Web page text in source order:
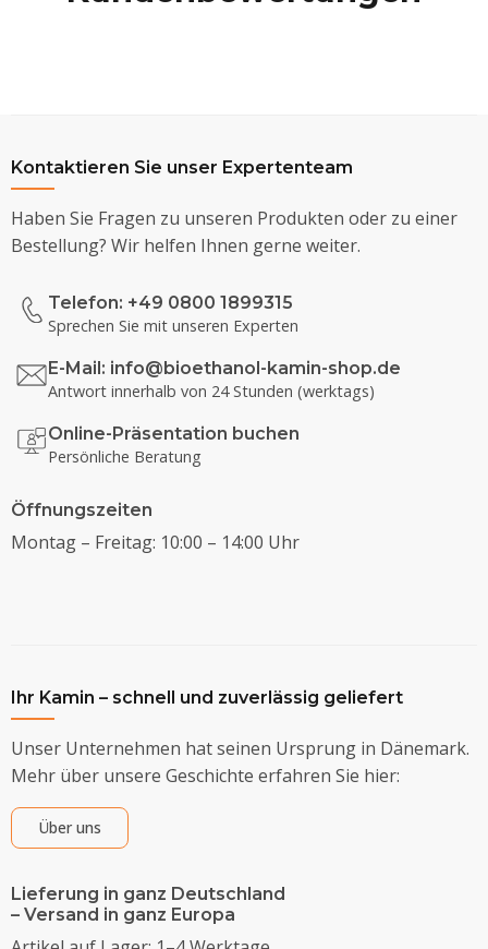
Kontaktieren Sie unser Expertenteam
Haben Sie Fragen zu unseren Produkten oder zu einer
Bestellung? Wir helfen Ihnen gerne weiter.
Telefon: +49 0800 1899315
Sprechen Sie mit unseren Experten
E-Mail: info@bioethanol-kamin-shop.de
Antwort innerhalb von 24 Stunden (werktags)
Online-Präsentation buchen
Persönliche Beratung
Öffnungszeiten
Montag – Freitag: 10:00 – 14:00 Uhr
Ihr Kamin – schnell und zuverlässig geliefert
Unser Unternehmen hat seinen Ursprung in Dänemark.
Mehr über unsere Geschichte erfahren Sie hier:
Über uns
Lieferung in ganz Deutschland
– Versand in ganz Europa